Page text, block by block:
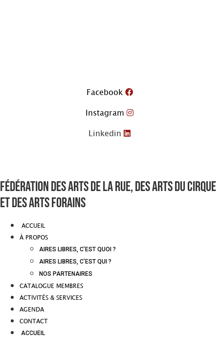
Facebook
Instagram
Linkedin
Fédération des arts de la rue, des arts du cirque
et des arts forains
ACCUEIL
À PROPOS
AIRES LIBRES, C’EST QUOI ?
AIRES LIBRES, C’EST QUI ?
NOS PARTENAIRES
CATALOGUE MEMBRES
ACTIVITÉS & SERVICES
AGENDA
CONTACT
ACCUEIL